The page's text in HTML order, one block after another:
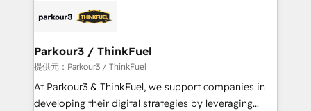
embark on a transformational journey that sets your
business up for long-term success. Unlock your
référencement, votre stratégie digitale et le pilotage
projet HubSpot avec DIGITALISIM : 🧽 Nettoyage,
migration et intégration des bases de données. 🚀
Développement des interfaces avec vos logiciels
métiers ⚙️ Configuration de la plateforme HubSpot
Parkour3 / ThinkFuel
提供元：Parkour3 / ThinkFuel
At Parkour3 & ThinkFuel, we support companies in
developing their digital strategies by leveraging